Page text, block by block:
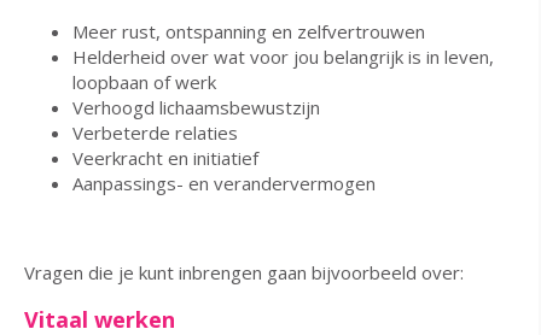
Meer rust, ontspanning en zelfvertrouwen
Helderheid over wat voor jou belangrijk is in leven,
loopbaan of werk
Verhoogd lichaamsbewustzijn
Verbeterde relaties
Veerkracht en initiatief
Aanpassings- en verandervermogen
Vragen die je kunt inbrengen gaan bijvoorbeeld over:
Vitaal werken